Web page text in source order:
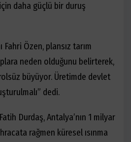
daha güçlü bir duruş
Fahri Özen, plansız tarım
neden olduğunu belirterek,
büyüyor. Üretimde devlet
dedi.
Durdaş, Antalya’nın 1 milyar
rağmen küresel ısınma